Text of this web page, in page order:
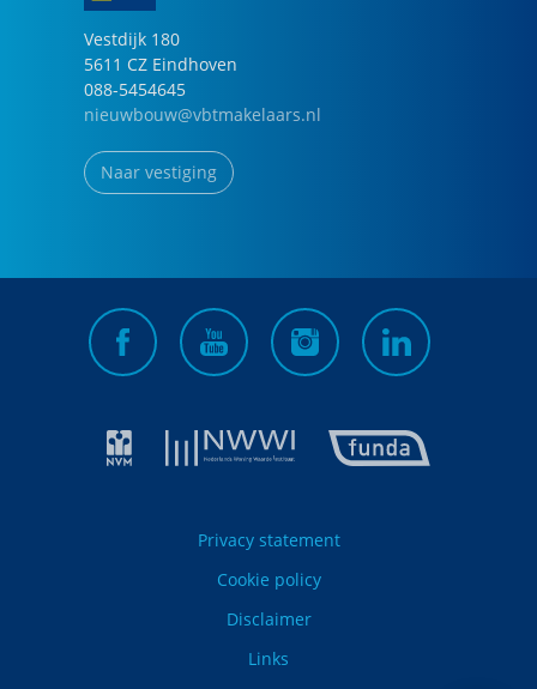
Vestdijk 180
5611 CZ Eindhoven
088-5454645
nieuwbouw@vbtmakelaars.nl
Naar vestiging
Privacy statement
Cookie policy
Disclaimer
Links